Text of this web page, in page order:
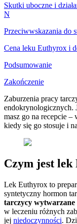
Skutki uboczne i
N
Przeciwwskazania do
Cena leku Euthyrox i
Podsumowanie
Zakończenie
Zaburzenia pracy
endokrynologicznych.
masz go na recepcie –
kiedy się go stosuje i
Czym jest
Lek Euthyrox to
syntetyczny hormon
tarczycy wytwarzane
w leczeniu różnych
jej niedoczynności.